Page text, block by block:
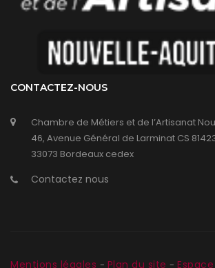
CONTACTEZ-NOUS
Chambre de Métiers et de l’Artisanat
46, Avenue Général de Larminat CS
33073 Bordeaux cedex
Contactez nous
Mentions légales - Plan du site -